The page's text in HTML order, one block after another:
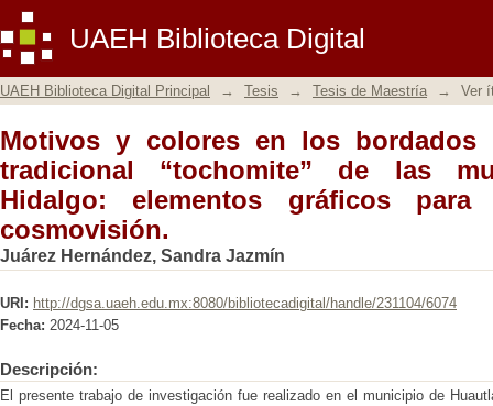
UAEH Biblioteca Digital
Motivos y colores en los bordados
las mujeres de Huautla, Hidalgo:
cosmovisión.
UAEH Biblioteca Digital Principal → Tesis → Tesis de Maestría → Ver
Motivos y colores en los bordados
tradicional “tochomite” de las
Hidalgo: elementos gráficos
cosmovisión.
Juárez Hernández, Sandra Jazmín
URI: http://dgsa.uaeh.edu.mx:8080/bibliotecadigital/handle/231104/6074
Fecha: 2024-11-05
Descripción:
El presente trabajo de investigación fue realizado en el municipio de